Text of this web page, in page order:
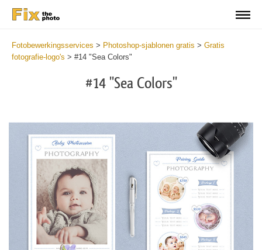
Fotobewerkingsservices > Photoshop-sjablonen gratis > Gratis
fotografie-logo's > #14 "Sea Colors"
#14 "Sea Colors"